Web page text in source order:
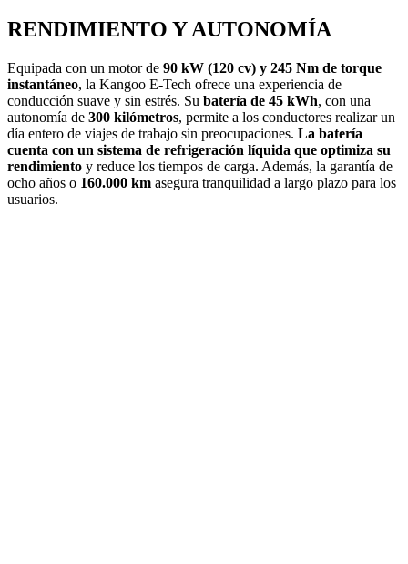
RENDIMIENTO Y AUTONOMÍA
Equipada con un motor de 90 kW (120 cv) y 245 Nm de torque
instantáneo, la Kangoo E-Tech ofrece una experiencia de
conducción suave y sin estrés. Su batería de 45 kWh, con una
autonomía de 300 kilómetros, permite a los conductores realizar un
día entero de viajes de trabajo sin preocupaciones. La batería
cuenta con un sistema de refrigeración líquida que optimiza su
rendimiento y reduce los tiempos de carga. Además, la garantía de
ocho años o 160.000 km asegura tranquilidad a largo plazo para los
usuarios.